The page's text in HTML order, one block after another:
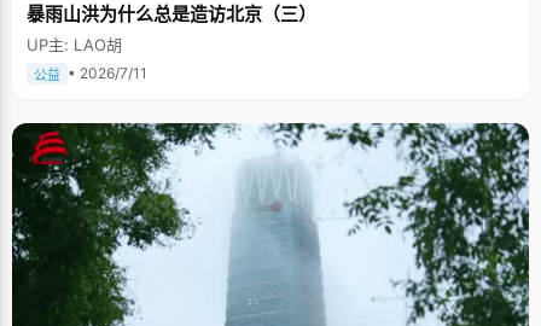
暴雨山洪为什么总是造访北京（三）
UP主: LAO胡
公益 • 2026/7/11